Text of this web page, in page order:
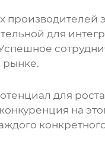
производителей
для
рынке.
для
на